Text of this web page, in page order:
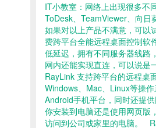
IT小教室：网络上出现很多不
ToDesk、TeamViewer、向日
如果对以上产品不满意，可以
费跨平台全能远程桌面控制软
低延迟，拥有不同服务器线路
网内还能实现直连，可以说是
RayLink 支持跨平台的远程桌
Windows、Mac、Linux等操
Android手机平台，同时还提
你安装到电脑还是使用网页版
访问到公司或家里的电脑。